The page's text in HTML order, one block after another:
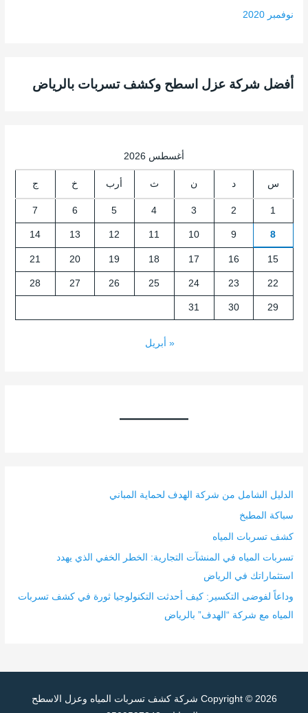
نوفمبر 2020
أفضل شركة عزل اسطح وكشف تسربات بالرياض
أغسطس 2026
س د ن ث أرب خ ج
1
2
3
4
5
6
7
8
9
10
11
12
13
14
15
16
17
18
19
20
21
22
23
24
25
26
27
28
29
30
31
« أبريل
الدليل الشامل من شركة الهدف لحماية المباني
سباكة المطبخ
كشف تسربات المياه
تسربات المياه في المنشآت التجارية: الخطر الخفي الذي يهدد
استثماراتك في الرياض
وداعاً لفوضى التكسير: كيف أحدثت التكنولوجيا ثورة في كشف تسربات
المياه مع شركة “الهدف” بالرياض
Copyright © 2026 شركة كشف تسربات المياه وعزل الاسطح